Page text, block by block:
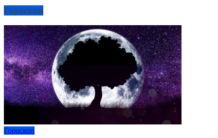
Гороскоп
Гороскоп